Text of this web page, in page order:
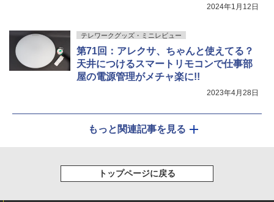
2024年1月12日
テレワークグッズ・ミニレビュー
第71回：アレクサ、ちゃんと使えてる？
天井につけるスマートリモコンで仕事部
屋の電源管理がメチャ楽に!!
2023年4月28日
もっと関連記事を見る
トップページに戻る